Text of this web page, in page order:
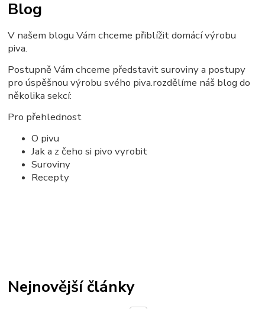
Blog
V našem blogu Vám chceme přiblížit domácí výrobu
piva.
Postupně Vám chceme představit suroviny a postupy
pro úspěšnou výrobu svého piva.rozdělíme náš blog do
několika sekcí:
Pro přehlednost
O pivu
Jak a z čeho si pivo vyrobit
Suroviny
Recepty
Nejnovější články